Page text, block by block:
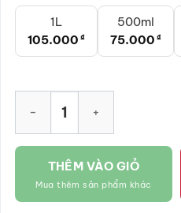
1L
105.000 ₫
500ml
75.000 ₫
THÊM VÀO GIỎ
Mua thêm sản phẩm khác